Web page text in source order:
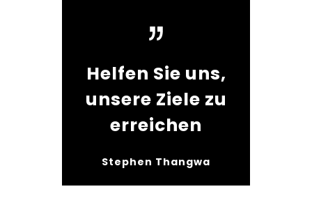
Helfen Sie uns,
unsere Ziele zu
erreichen
Stephen Thangwa